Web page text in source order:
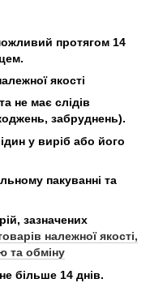
протягом 14
якості
не має слідів
забруднень).
у виріб або його
пакуванні та
зазначених
належної якості,
та обміну
більше 14 днів.